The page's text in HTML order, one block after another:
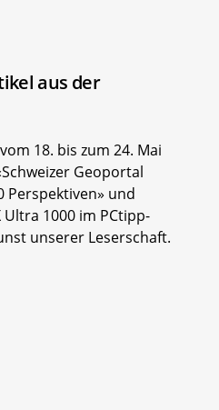
aus der
18. bis zum 24. Mai
Geoportal
Perspektiven» und
1000 im PCtipp-
unserer Leserschaft.